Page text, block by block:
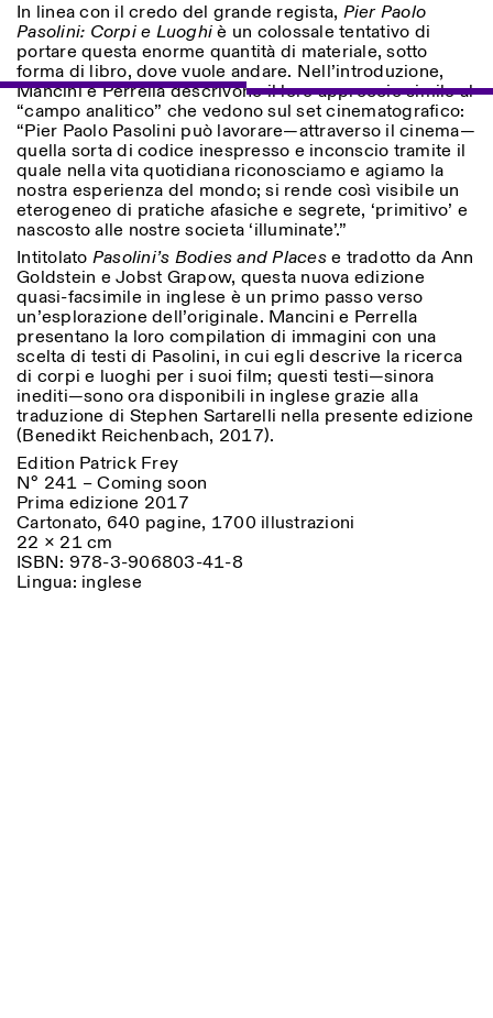
ISTITUTO SVIZZERO
MILANO
Sede di Milano
Via Vecchio Politecnico 3
20121 Milano
+39 02 76 01 61 18
milano@istitutosvizzero.it
ORARI MOSTRE:
I’ll miss you when I scroll
away:
Lunedì/Venerdì: 11:00-
17:00
Giovedì: 11:00-20:00
Sabato: 14:00-18:00
Domenica chiuso
In linea con il credo del grande regista, Pier Paolo
Pasolini: Corpi e Luoghiè un colossale tentativo di
portare questa enorme quantità di materiale, sotto
forma di libro, dove vuole andare. Nell’introduzione,
Mancini e Perrella descrivono il loro approccio simile al
“campo analitico” che vedono sul set cinematografico:
“Pier Paolo Pasolini può lavorare—attraverso il cinema—
quella sorta di codice inespresso e inconscio tramite il
quale nella vita quotidiana riconosciamo e agiamo la
nostra esperienza del mondo; si rende così visibile un
eterogeneo di pratiche afasiche e segrete, ‘primitivo’ e
nascosto alle nostre societa ‘illuminate’.”
Intitolato Pasolini’s Bodies and Placese tradotto da Ann
Goldstein e Jobst Grapow, questa nuova edizione
quasi-facsimile in inglese è un primo passo verso
un’esplorazione dell’originale. Mancini e Perrella
presentano la loro compilation di immagini con una
scelta di testi di Pasolini, in cui egli descrive la ricerca
di corpi e luoghi per i suoi film; questi testi—sinora
inediti—sono ora disponibili in inglese grazie alla
traduzione di Stephen Sartarelli nella presente edizione
(Benedikt Reichenbach, 2017).
Edition Patrick Frey
N° 241 – Coming soon
Prima edizione 2017
Cartonato, 640 pagine, 1700 illustrazioni
22 × 21 cm
ISBN: 978-3-906803-41-8
Lingua: inglese